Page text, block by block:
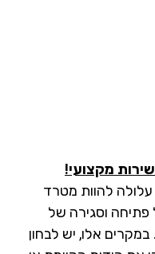
מקצועי!
להוות מטרד
וסגירה של
אלו, יש לבחון